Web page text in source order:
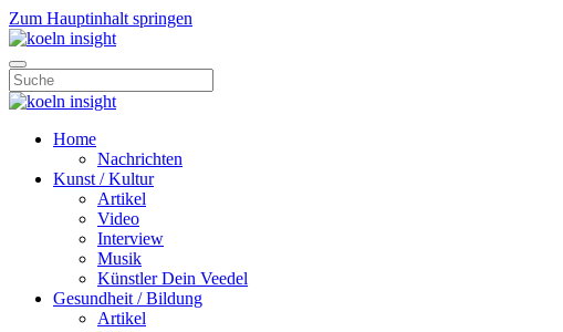
Zum Hauptinhalt springen
Home
Nachrichten
Kunst / Kultur
Artikel
Video
Interview
Musik
Künstler Dein Veedel
Gesundheit / Bildung
Artikel